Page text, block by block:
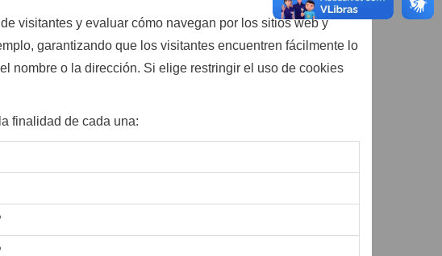
visitantes y evaluar cómo navegan por los sitios web y
garantizando que los visitantes encuentren fácilmente lo
nombre o la dirección. Si elige restringir el uso de cookies
finalidad de cada una: